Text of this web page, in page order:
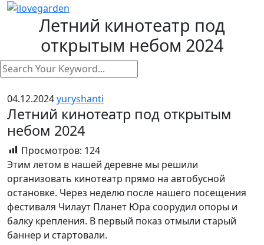
Летний кинотеатр под
открытым небом 2024
04.12.2024yuryshanti
Летний кинотеатр под открытым
небом 2024
Просмотров: 124
Этим летом в нашей деревне мы решили
организовать кинотеатр прямо на автобусной
остановке. Через неделю после нашего посещения
фестиваля Чилаут Планет Юра соорудил опоры и
балку крепления. В первый показ отмыли старый
баннер и стартовали.